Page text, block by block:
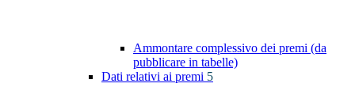
Ammontare complessivo dei premi (da
pubblicare in tabelle)
Dati relativi ai premi 5